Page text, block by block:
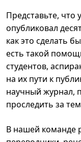
Представьте,
опубликовал
как это сделать
есть такой
студентов,
на их пути к
научный журнал,
проследить за
В нашей команде